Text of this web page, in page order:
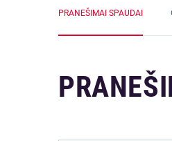
PRANEŠIMAI SPAUDAI